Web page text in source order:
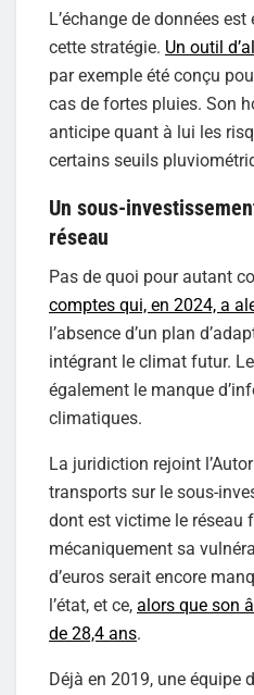
L’échange de données
cette stratégie. Un outil
par exemple été conçu
cas de fortes pluies. Son
anticipe quant à lui les
certains seuils
Un sous-
réseau
Pas de quoi pour autant
comptes qui, en 2024, a
l’absence d’un plan
intégrant le climat futur.
également le manque
climatiques.
La juridiction rejoint
transports sur le sous-
dont est victime le réseau
mécaniquement sa
d’euros serait encore
l’état, et ce, alors que son
de 28,4 ans.
Déjà en 2019, une équipe